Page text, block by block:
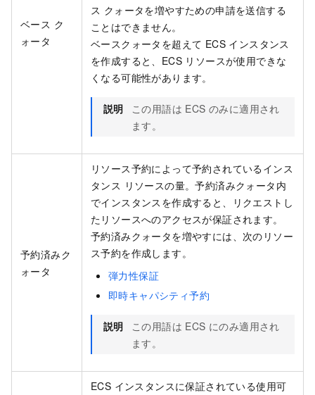
ベース ク
ォータ
ス クォータを増やすための申請を送信する
ことはできません。
ベースクォータを超えて ECS インスタンス
を作成すると、ECS リソースが使用できな
くなる可能性があります。
説明
この用語は ECS のみに適用され
ます。
予約済みク
ォータ
リソース予約によって予約されているインス
タンス リソースの量。予約済みクォータ内
でインスタンスを作成すると、リクエストし
たリソースへのアクセスが保証されます。
予約済みクォータを増やすには、次のリソー
ス予約を作成します。
弾力性保証
即時キャパシティ予約
説明
この用語は ECS にのみ適用され
ます。
ECS インスタンスに保証されている使用可